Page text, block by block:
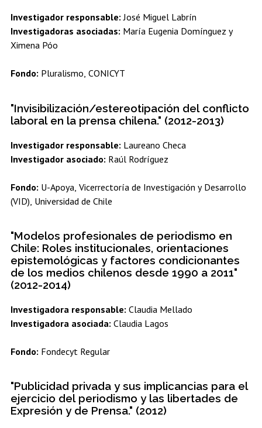
Investigador responsable:José Miguel Labrín
Investigadoras asociadas: María Eugenia Domínguez y
Ximena Póo
Fondo: Pluralismo, CONICYT
"Invisibilización/estereotipación del conflicto
laboral en la prensa chilena." (2012-2013)
Investigador responsable: Laureano Checa
Investigador asociado: Raúl Rodríguez
Fondo: U-Apoya, Vicerrectoría de Investigación y Desarrollo
(VID), Universidad de Chile
"Modelos profesionales de periodismo en
Chile: Roles institucionales, orientaciones
epistemológicas y factores condicionantes
de los medios chilenos desde 1990 a 2011"
(2012-2014)
Investigadora responsable: Claudia Mellado
Investigadora asociada: Claudia Lagos
Fondo: Fondecyt Regular
"Publicidad privada y sus implicancias para el
ejercicio del periodismo y las libertades de
Expresión y de Prensa." (2012)